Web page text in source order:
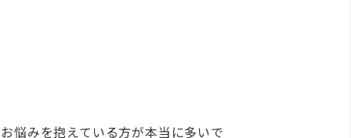
悩みを抱えている方が本当に多いで